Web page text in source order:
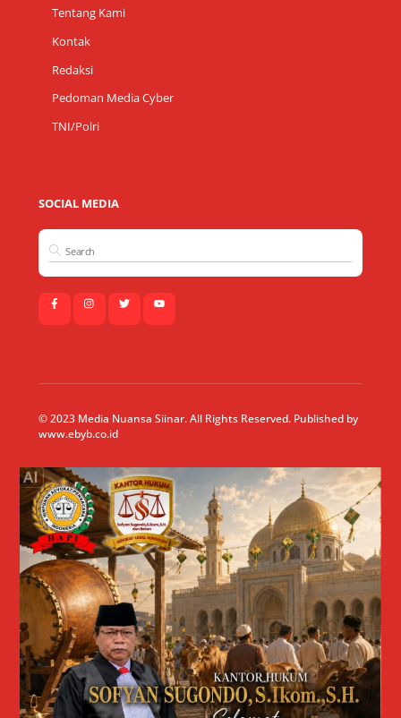
Tentang Kami
Kontak
Redaksi
Pedoman Media Cyber
TNI/Polri
SOCIAL MEDIA
© 2023 Media Nuansa Siinar. All Rights Reserved. Published by
www.ebyb.co.id